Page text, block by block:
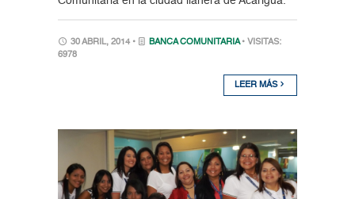
30 ABRIL, 2014 • BANCA COMUNITARIA • VISITAS:
6978
LEER MÁS